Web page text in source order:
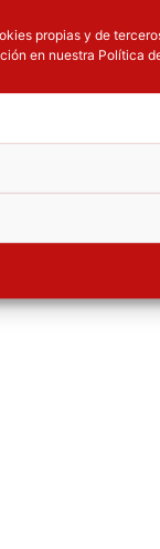
propias y de
en nuestra Política